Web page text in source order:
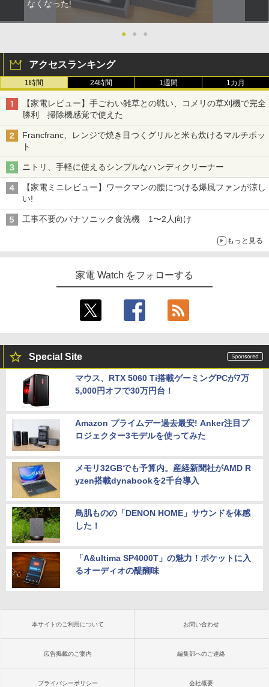
なくなった!
● ● ●
アクセスランキング
1時間 24時間 1週間 1カ月
【家電レビュー】手ごわい雑草との戦い、コメリの草刈機で完全
勝利 掃除機感覚で使えた
Francfranc、レンジで焼き目つくグリルと米も炊けるマルチポッ
ト
ニトリ、手軽に使えるシンプルなハンディクリーナー
【家電ミニレビュー】ワークマンの腰につける爆風ファンが涼し
い!
工事不要のパナソニック食洗機 1〜2人向け
もっと見る
家電 Watch をフォローする
Special Site
マウス、RTX 5060 Ti搭載ゲーミングPCが7万
5,000円オフで30万円台！
Amazon プライムデー過去最安! Anker注目プ
ロジェクター3モデルを使ってみた
メモリ32GBでも予算内。産経新聞社がAMD R
yzen搭載dynabookを2千台導入
鳥肌ものの「DENON HOME」サウンドを体感
した！
「A&ultima SP4000T」の魅力！ポケットに入
るオーディオの醍醐味
本サイトのご利用について お問い合わせ
広告掲載のご案内 編集部へのご連絡
プライバシーポリシー 会社概要